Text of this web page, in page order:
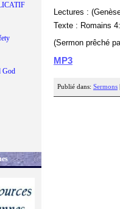
God
Lectures :
Texte : Romains
(Sermon prêché
MP3
Publié dans: Sermons